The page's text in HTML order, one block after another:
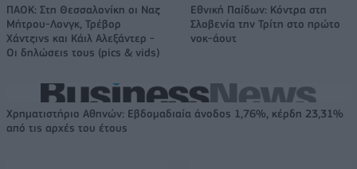
ΠΑΟΚ: Στη Θεσσαλονίκη οι Ναζ
Μήτρου-Λονγκ, Τρέβορ
Χάντζινς και Κάιλ Αλεξάντερ -
Οι δηλώσεις τους (pics & vids)
Εθνική Παίδων: Κόντρα στη
Σλοβενία την Τρίτη στο πρώτο
νοκ-άουτ
Χρηματιστήριο Αθηνών: Εβδομαδιαία άνοδος 1,76%, κέρδη 23,31%
από τις αρχές του έτους